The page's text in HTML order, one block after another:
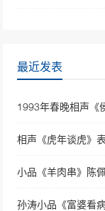
最近发表
1993年春晚相声《
相声《虎年谈虎》
小品《羊肉串》陈
孙涛小品《富婆看